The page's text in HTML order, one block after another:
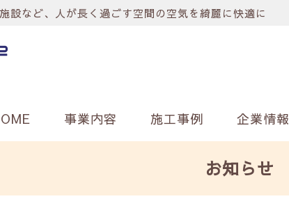
設など、人が長く過ごす空間の空気を綺麗に快適に
事業内容 施工事例 企業情報
お知らせ